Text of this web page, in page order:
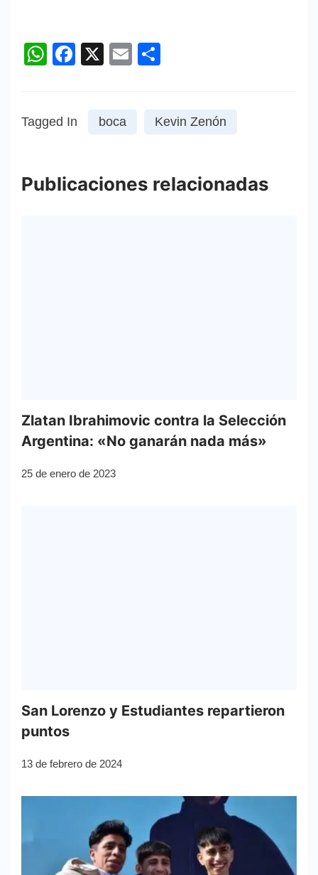
WhatsApp
Facebook
X Email
Tagged In boca Kevin Zenón
Publicaciones relacionadas
Zlatan Ibrahimovic contra la Selección
Argentina: «No ganarán nada más»
25 de enero de 2023
San Lorenzo y Estudiantes repartieron
puntos
13 de febrero de 2024